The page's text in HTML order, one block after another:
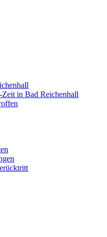
in Bad Reichenhall